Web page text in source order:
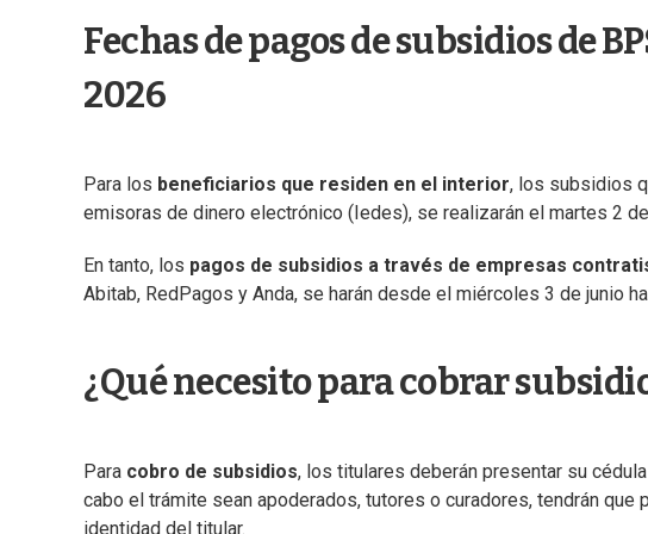
Fechas de pagos de subsidios de
2026
Para los beneficiarios que residen en el interior, los subsidios
emisoras de dinero electrónico (Iedes), se realizarán el martes 2
En tanto, los pagos de subsidios a través de empresas
Abitab, RedPagos y Anda, se harán desde el miércoles 3 de junio
¿Qué necesito para cobrar
Para cobro de subsidios, los titulares deberán presentar su
cabo el trámite sean apoderados, tutores o curadores, tendrán
identidad del titular.